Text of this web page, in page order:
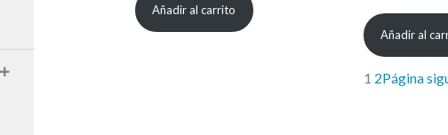
original
actual
Añadir al carrito
Añadir al
1 2Página